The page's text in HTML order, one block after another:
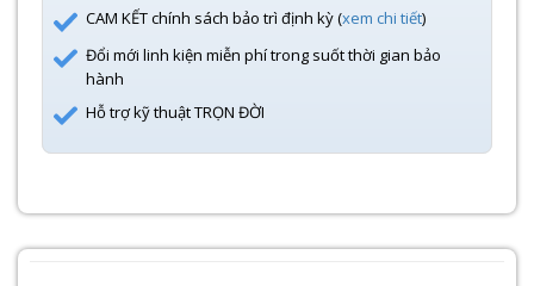
CAM KẾT chính sách bảo trì định kỳ (xem chi tiết)
Đổi mới linh kiện miễn phí trong suốt thời gian bảo
hành
Hỗ trợ kỹ thuật TRỌN ĐỜI